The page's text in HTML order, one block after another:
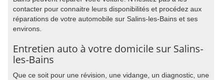
contacter pour connaitre leurs disponibilités et procédez aux
réparations de votre automobile sur Salins-les-Bains et ses
environs.
Entretien auto à votre domicile sur Salins-
les-Bains
Que ce soit pour une révision, une vidange, un diagnostic, une